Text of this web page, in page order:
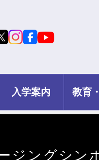
入学案内 教育
ジングシン